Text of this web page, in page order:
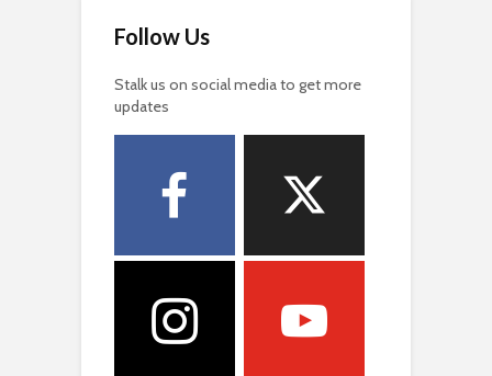
Follow Us
Stalk us on social media to get more
updates